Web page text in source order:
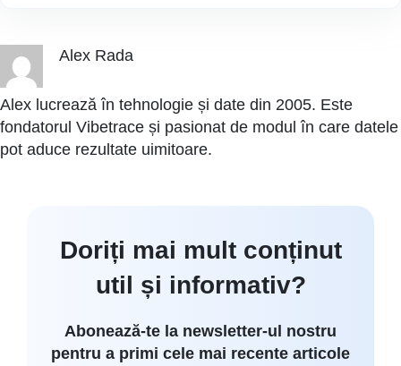
Alex Rada
Alex lucrează în tehnologie și date din 2005. Este
fondatorul Vibetrace și pasionat de modul în care datele
pot aduce rezultate uimitoare.
Doriți mai mult conținut
util și informativ?
Abonează-te la newsletter-ul nostru
pentru a primi cele mai recente articole